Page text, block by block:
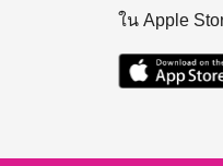
ใน Apple